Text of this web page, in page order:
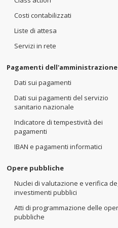
Costi contabilizzati
Liste di attesa
Servizi in rete
Pagamenti dell'amministrazione
Dati sui pagamenti
Dati sui pagamenti del servizio
sanitario nazionale
Indicatore di tempestività dei
pagamenti
IBAN e pagamenti informatici
Opere pubbliche
Nuclei di valutazione e verifica
investimenti pubblici
Atti di programmazione delle
pubbliche